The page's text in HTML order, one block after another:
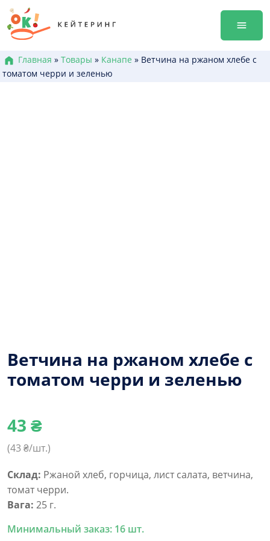
Перейти
содержанию
гала-
Меню
Главная » Товары » Канапе » Ветчина на ржаном хлебе с
томатом черри и зеленью
Ветчина на ржаном хлебе с
томатом черри и зеленью
43 ₴
(43 ₴/шт.)
Склад: Ржаной хлеб, горчица, лист салата, ветчина,
томат черри.
Вага: 25 г.
Минимальный заказ: 16 шт.